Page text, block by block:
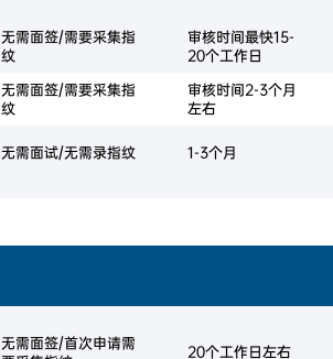
无需面签/需要采集指
纹
审核时间最快15-
20个工作日
无需面签/需要采集指
纹
审核时间2-3个月
左右
无需面试/无需录指纹 1-3个月
无需面签/首次申请需
20个工作日左右